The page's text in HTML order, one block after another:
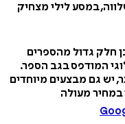
במסע לילי מצחיק
חלק גדול מהספרים
המודפס בגב הספר.
יש גם מבצעים מיוחדים
במחיר מעולה